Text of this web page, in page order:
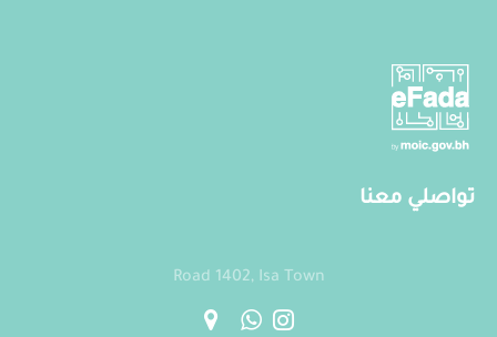
تواصلي معنا
Road 1402, Isa Town